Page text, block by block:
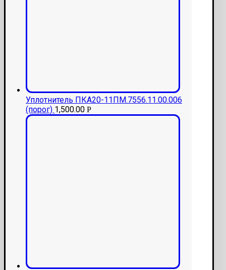
Уплотнитель ПКА20-11ПМ.7556.11.00.006
(порог) 1,500.00 Р